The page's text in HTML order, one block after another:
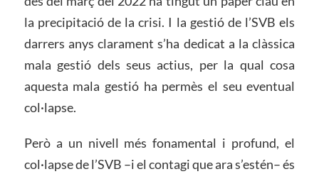
la precipitació de la crisi. I la gestió de l’SVB els
darrers anys clarament s’ha dedicat a la clàssica
mala gestió dels seus actius, per la qual cosa
aquesta mala gestió ha permès el seu eventual
col·lapse.
Però a un nivell més fonamental i profund, el
col·lapse de l’SVB –i el contagi que ara s’estén– és